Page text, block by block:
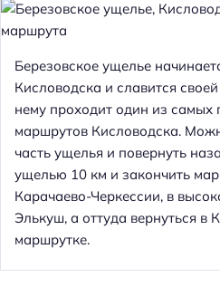
Березовское ущелье
Кисловодска и славится
нему проходит один из самых
маршрутов Кисловодска.
часть ущелья и повернуть
ущелью 10 км и закончить
Карачаево-Черкессии, в
Элькуш, а оттуда вернуться в
маршрутке.